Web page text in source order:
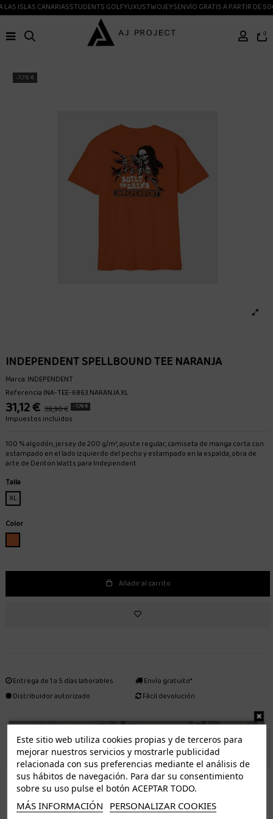
ISLAS CANARIASSTUDENTS GOLFYUXUSTWOJEYSENVÍO GRATIS A PARTIR DE 50€
0
-7,78 €
INDEPENDENT SPELLBOUND TEE NARANJA
Marca:INDEPENDENT
ReferenciaINA-TEE-6863.NARANJA.XL
31,12 € 38,90 € -7,78 €
Impuestos incluidos
100 % algodón, jersey de 200 g/m², ajuste regular, camiseta de manga corta con
estampado en el lado izquierdo del pecho y estampado en la espalda, obra de
arte de Denton Watts para Independent.
Talla
XL
Color
Añadir al carrito
Entrega de 1 a 5 días laborables.
Distribuidor autorizado
Envío gratuito*
Fácil devolución
ENVÍO GRATUITO *
ISLAS CANARIAS
Tenerife 3.50€. Gratis a partir de 50€
Resto de islas 5€. Gratis a partir de 50€
Este sitio web utiliza cookies propias y de terceros para
mejorar nuestros servicios y mostrarle publicidad
relacionada con sus preferencias mediante el análisis de
sus hábitos de navegación. Para dar su consentimiento
sobre su uso pulse el botón ACEPTAR TODO.
MÁS INFORMACIÓN PERSONALIZAR COOKIES